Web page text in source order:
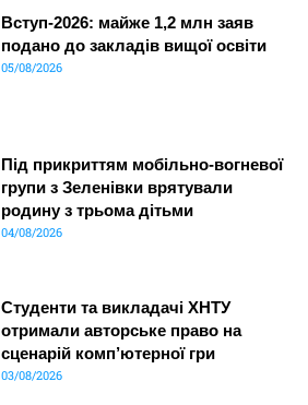
Вступ-2026: майже 1,2 млн заяв
подано до закладів вищої освіти
05/08/2026
Під прикриттям мобільно-вогневої
групи з Зеленівки врятували
родину з трьома дітьми
04/08/2026
Студенти та викладачі ХНТУ
отримали авторське право на
сценарій комп’ютерної гри
03/08/2026